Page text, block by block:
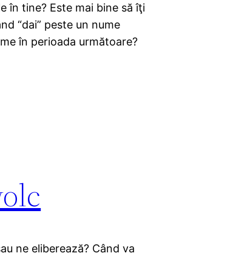
în tine? Este mai bine să îţi
“dai” peste un nume
în perioada următoare?
ne eliberează? Când va